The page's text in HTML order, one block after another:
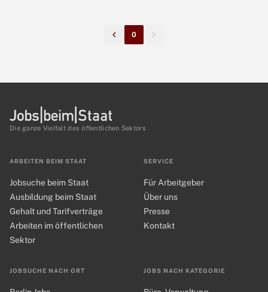
0
Die ganze Vielfalt des öffentlichen Sektors
ARBEITEN BEIM STAAT
Jobsuche beim Staat
Ausbildung beim Staat
Gehalt und Tarifverträge
Arbeiten im öffentlichen
Sektor
JOBSUCHE NACH ORT JOBS NACH KATEGORIE
SERVICE
Für Arbeitgeber
Über uns
Presse
Kontakt